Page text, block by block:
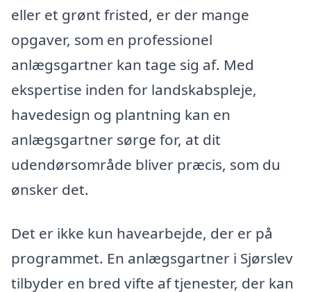
eller et grønt fristed, er der mange
opgaver, som en professionel
anlægsgartner kan tage sig af. Med
ekspertise inden for landskabspleje,
havedesign og plantning kan en
anlægsgartner sørge for, at dit
udendørsområde bliver præcis, som du
ønsker det.
Det er ikke kun havearbejde, der er på
programmet. En anlægsgartner i Sjørslev
tilbyder en bred vifte af tjenester, der kan